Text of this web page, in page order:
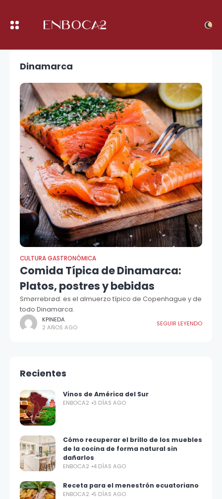
Dinamarca
CULTURA GASTRONÓMICA
Comida Típica de Dinamarca:
Platos, postres y bebidas
Smørrebrød: es el almuerzo típico de Copenhague y de
todo Dinamarca.
KPINEDA
2 AÑOS AGO
SEGUIR LEYENDO
Recientes
Vinos de América del Sur
ENBOCA2 3 DÍAS AGO
Cómo recuperar el brillo de los muebles
de la cocina de forma natural sin
dañarlos
ENBOCA2 4 DÍAS AGO
Receta para el menestrón ecuatoriano
ENBOCA2 5 DÍAS AGO